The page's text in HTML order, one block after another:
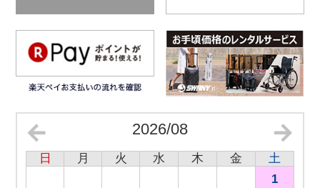
2026/08
日 月 火 水 木 金
土
1